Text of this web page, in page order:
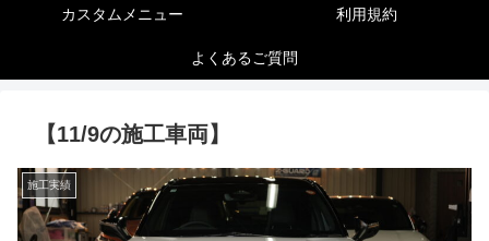
カスタムメニュー 利用規約
よくあるご質問
【11/9の施工車両】
施工実績